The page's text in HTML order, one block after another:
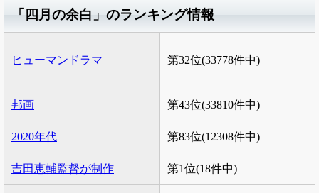
「四月の余白」のランキング情報
ヒューマンドラマ 第32位(33778件中)
邦画 第43位(33810件中)
2020年代 第83位(12308件中)
吉田恵輔監督が制作 第1位(18件中)